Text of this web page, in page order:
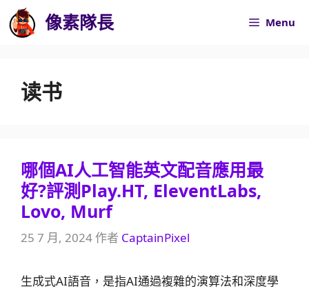
至
像素隊長 Menu
读书
哪個AI人工智能英文配音應用最
好?評測Play.HT, EleventLabs,
Lovo, Murf
25 7 月, 2024作者 CaptainPixel
生成式AI語音，是指AI通過複雜的演算法和深度學